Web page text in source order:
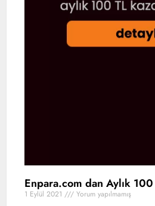
Enpara.com dan Aylık
1 Eylül 2021 Yorum yapılmamış